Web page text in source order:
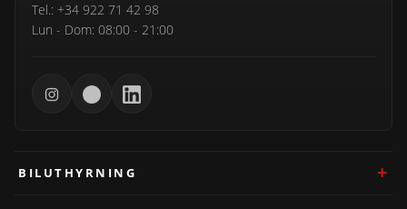
Tel.: +34 922 71 42 98
Lun - Dom: 08:00 - 21:00
BILUTHYRNING